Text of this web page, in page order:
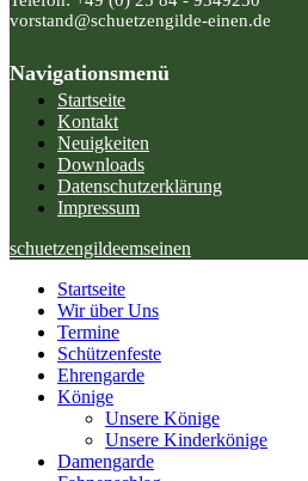
vorstand@schuetzengilde-einen.de
Navigationsmenü
Startseite
Kontakt
Neuigkeiten
Downloads
Datenschutzerklärung
Impressum
schuetzengildeemseinen
Startseite
Wir über Uns
Termine
Schützenfeste
Ehrengarde
Könige
Unsere Könige
Unsere Kinderkönige
Damengarde